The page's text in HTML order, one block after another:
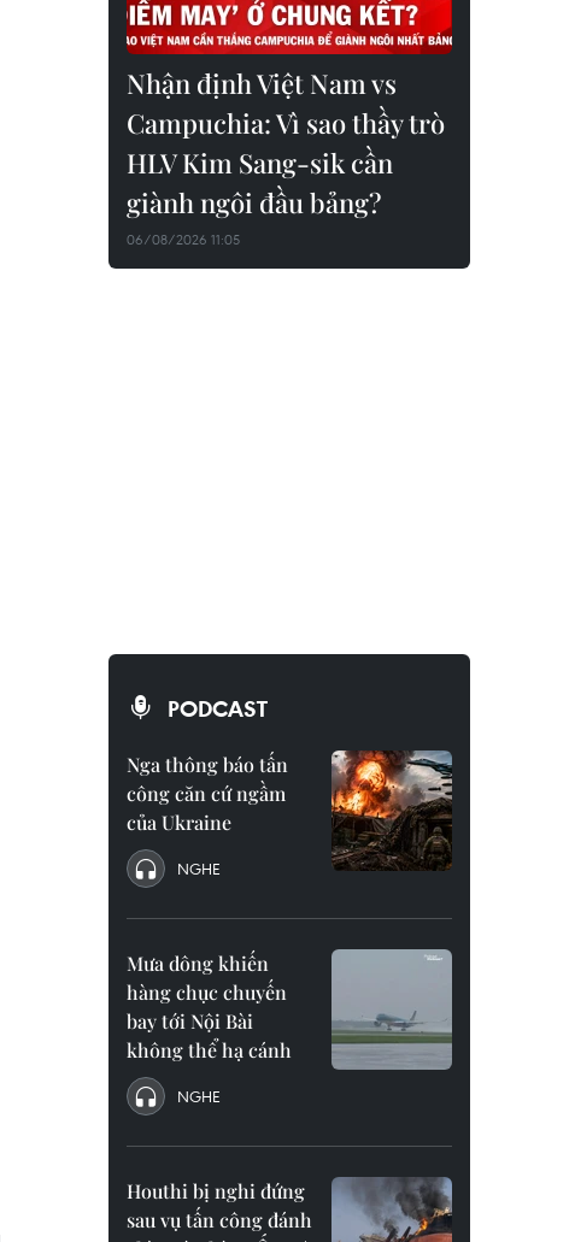
Nhận định Việt Nam vs
Campuchia: Vì sao thầy trò
HLV Kim Sang-sik cần
giành ngôi đầu bảng?
06/08/2026 11:05
PODCAST
Nga thông báo tấn
công căn cứ ngầm
của Ukraine
NGHE
Mưa dông khiến
hàng chục chuyến
bay tới Nội Bài
không thể hạ cánh
NGHE
Houthi bị nghi đứng
sau vụ tấn công đánh